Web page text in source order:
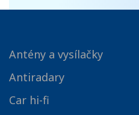
Antény a vysílačky
Antiradary
Car hi-fi